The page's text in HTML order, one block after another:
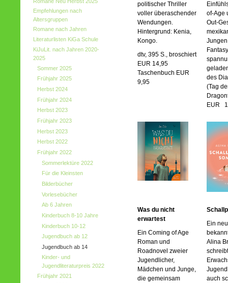
Empfehlungen nach
Altersgruppen
Romane nach Jahren
Literaturlisten KiGa Schule
KiJuLit. nach Jahren 2020-
2025
Sommer 2025
Frühjahr 2025
Herbst 2024
Frühjahr 2024
Herbst 2023
Frühjahr 2023
Herbst 2023
Herbst 2022
Frühjahr 2022
Sommerlektüre 2022
Für die Kleinsten
Bilderbücher
Vorlesebücher
Ab 6 Jahren
Kinderbuch 8-10 Jahre
Kinderbuch 10-12
Jugendbuch ab 12
Jugendbuch ab 14
Kinder- und
Jugendliteraturpreis 2022
Frühjahr 2021
politischer Thriller
voller überaschender
Wendungen.
Hintergrund: Kenia,
Kongo.
dtv, 395 S., broschiert
EUR 14,95
Taschenbuch EUR
9,95
of-Age
Out-
des
(Tag
EUR
Was du nicht
erwartest
Ein Coming of Age
Roman und
Roadnovel zweier
Jugendlicher,
Mädchen und Junge,
die gemeinsam
Ein
Alina
auch